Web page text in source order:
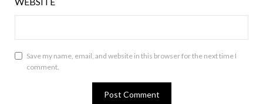
Save my name, email, and website in this browser for the next time I
comment.